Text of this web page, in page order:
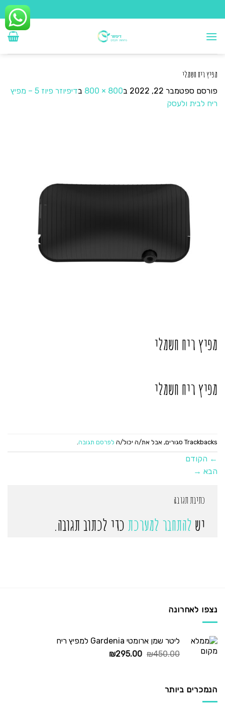
to
content
מפיץ ריח חשמלי
פורסם ספטמבר 22, 2022 ב800 × 800 ב
דיפיוזר פיוז 5 – מפיץ
ריח לבית ולעסק
מפיץ ריח חשמלי
מפיץ ריח חשמלי
Trackbacks סגורים, אבל את/ה יכול/ה לפרסם תגובה.
← הקודם
הבא →
כתיבת תגובה
יש להתחבר למערכת כדי לכתוב תגובה.
נצפו לאחרונה
ליטר שמן ארומטי Gardenia למפיץ ריח
₪450.00
המחיר
₪295.00
המחיר
הנמכרים ביותר